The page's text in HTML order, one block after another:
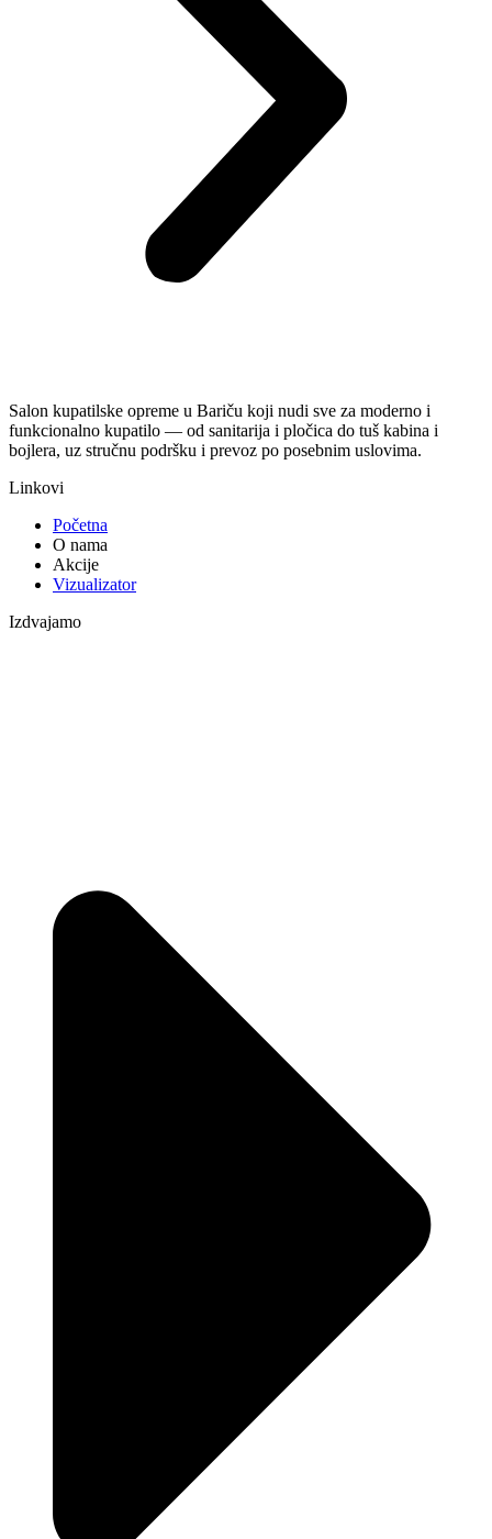
Salon kupatilske opreme u Bariču koji nudi sve za moderno i
funkcionalno kupatilo — od sanitarija i pločica do tuš kabina i
bojlera, uz stručnu podršku i prevoz po posebnim uslovima.
Linkovi
Početna
O nama
Akcije
Vizualizator
Izdvajamo